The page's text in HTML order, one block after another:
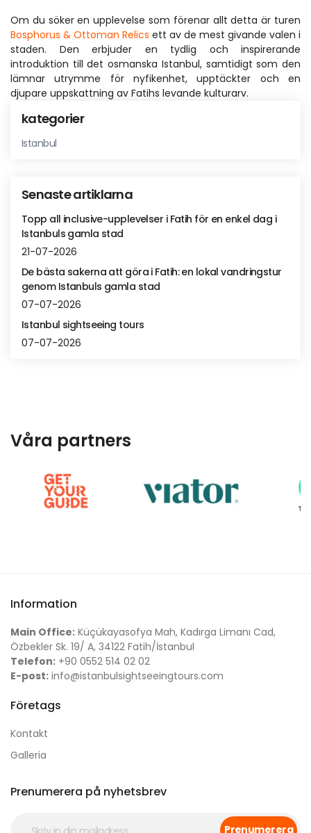
Om du söker en upplevelse som förenar allt detta är turen
Bosphorus & Ottoman Relics ett av de mest givande valen i
staden. Den erbjuder en tydlig och inspirerande
introduktion till det osmanska Istanbul, samtidigt som den
lämnar utrymme för nyfikenhet, upptäckter och en
djupare uppskattning av Fatihs levande kulturarv.
kategorier
Istanbul
Senaste artiklarna
Topp all inclusive-upplevelser i Fatih för en enkel dag i
Istanbuls gamla stad
21-07-2026
De bästa sakerna att göra i Fatih: en lokal vandringstur
genom Istanbuls gamla stad
07-07-2026
Istanbul sightseeing tours
07-07-2026
Våra partners
Information
Main Office: Küçükayasofya Mah, Kadırga Limanı Cad,
Özbekler Sk. 19/ A, 34122 Fatih/İstanbul
Telefon: +90 0552 514 02 02
E-post: info@istanbulsightseeingtours.com
Företags
Kontakt
Galleria
Prenumerera på nyhetsbrev
Prenumerera